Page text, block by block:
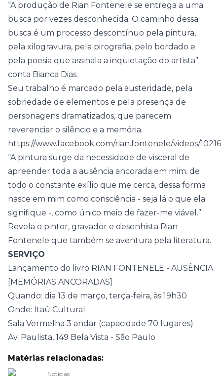
“A produção de Rian Fontenele se entrega a uma
busca por vezes desconhecida. O caminho dessa
busca é um processo descontínuo pela pintura,
pela xilogravura, pela pirografia, pelo bordado e
pela poesia que assinala a inquietação do artista”
conta Bianca Dias.
Seu trabalho é marcado pela austeridade, pela
sobriedade de elementos e pela presença de
personagens dramatizados, que parecem
reverenciar o silêncio e a memória.
https://www.facebook.com/rian.fontenele/videos/
“A pintura surge da necessidade de visceral de
apreender toda a ausência ancorada em mim. de
todo o constante exílio que me cerca, dessa forma
nasce em mim como consciência - seja lá o que ela
signifique -, como único meio de fazer-me viável.”
Revela o pintor, gravador e desenhista Rian
Fontenele que também se aventura pela literatura.
SERVIÇO
Lançamento do livro RIAN FONTENELE - AUSÊNCIA
[MEMÓRIAS ANCORADAS]
Quando: dia 13 de março, terça-feira, às 19h30
Onde: Itaú Cultural
Sala Vermelha 3 andar (capacidade 70 lugares)
Av. Paulista, 149 Bela Vista - São Paulo
Matérias relacionadas:
Notícias